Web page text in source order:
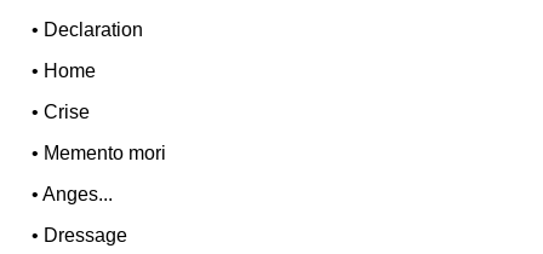
• Declaration
• Home
•Crise
• Memento mori
•Anges...
• Dressage